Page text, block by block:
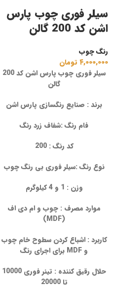
سیلر فوری چوب پارس
اشن کد 200 گالن
رنگ چوب
۴,۰۰۰,۰۰۰ تومان
سیلر فوری چوب پارس اشن کد 200
گالن
برند : صنایع رنگسازی پارس اشن
فام رنگ :شفاف زرد رنگ
کد رنگ : 200
نوع رنگ :سیلر فوری بی رنگ چوب
وزن : 1 و 4 کیلوگرم
موارد مصرف : چوب و ام دی اف
(MDF)
کاربرد : اشباع کردن سطوح خام چوب
و MDF برای اجرای رنگ
حلال رقیق کننده : تینر فوری 10000
تا 20000